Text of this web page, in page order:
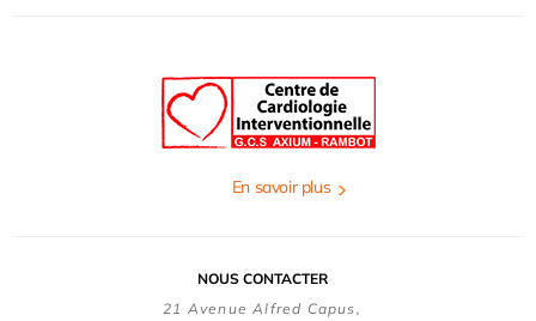
En savoir plus
NOUS CONTACTER
21 Avenue Alfred Capus,